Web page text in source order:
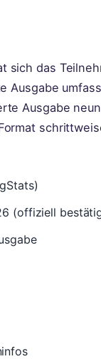
sich das
Ausgabe
Ausgabe
(offiziell